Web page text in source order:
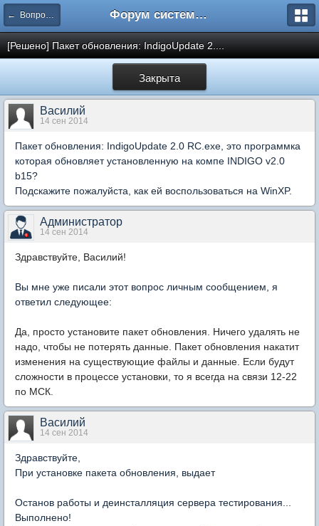
← Вопросы администрирования системы Форум системы тестирования INDIGO
[Решено] Пакет обновления: IndigoUpdate 2....
Закрыта
Василий
14 сен 2014
Пакет обновления: IndigoUpdate 2.0 RC.exe, это программка
которая обновляет установленную на компе INDIGO v2.0
b15?
Подскажите пожалуйста, как ей воспользоваться на WinXP.
Администратор
14 сен 2014
Здравствуйте, Василий!
Вы мне уже писали этот вопрос личным сообщением, я
ответил следующее:
Да, просто установите пакет обновления. Ничего удалять не
надо, чтобы не потерять данные. Пакет обновления накатит
изменения на существующие файлы и данные. Если будут
сложности в процессе установки, то я всегда на связи 12-22
по МСК.
Василий
14 сен 2014
Здравствуйте,
При установке пакета обновления, выдает
Останов работы и деинсталляция сервера тестирования...
Выполнено!